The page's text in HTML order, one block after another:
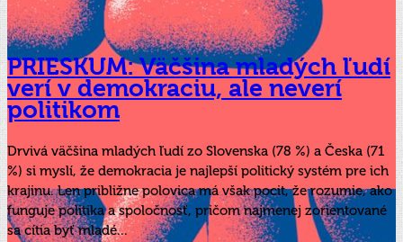
PRIESKUM: Väčšina mladých ľudí
verí v demokraciu, ale neverí
politikom
Drvivá väčšina mladých ľudí zo Slovenska (78 %) a Česka (71
%) si myslí, že demokracia je najlepší politický systém pre ich
krajinu. Len približne polovica má však pocit, že rozumie, ako
funguje politika a spoločnosť, pričom najmenej zorientované
sa cítia byť mladé...